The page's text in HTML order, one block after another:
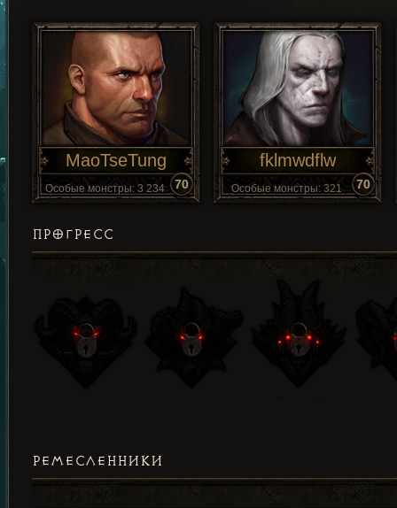
MaoTseTung
Особые монстры: 3 234 70
fklmwdflw
Особые монстры: 321 70
ПРОГРЕСС
РЕМЕСЛЕННИКИ